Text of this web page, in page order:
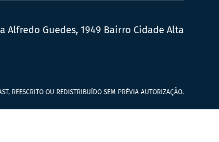
Alfredo Guedes, 1949 Bairro Cidade Alta
REESCRITO OU REDISTRIBUÍDO SEM PRÉVIA AUTORIZAÇÃO.